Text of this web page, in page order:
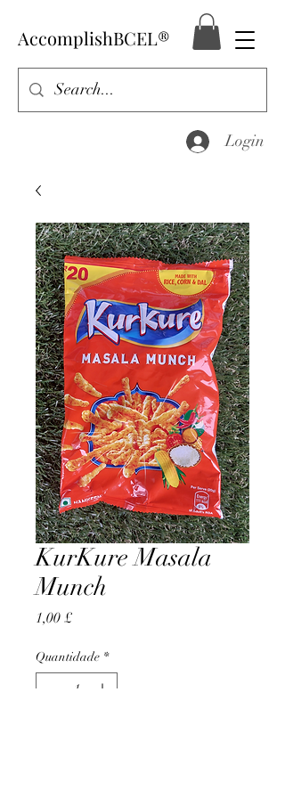
AccomplishBCEL®
Login
KurKure Masala
Munch
1,00 £Preço
Quantidade *